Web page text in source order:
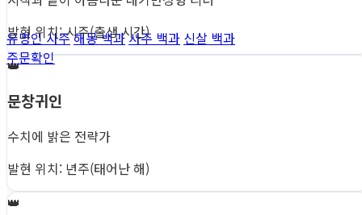
유명인 사주해몽 백과사주 백과 신살 백과
주문확인
발현 위치: 시주(출생 시간)
👑
문창귀인
수치에 밝은 전략가
발현 위치: 년주(태어난 해)
👑